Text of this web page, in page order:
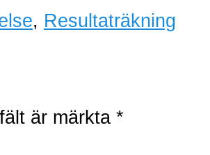
, Resultaträkning
är märkta *